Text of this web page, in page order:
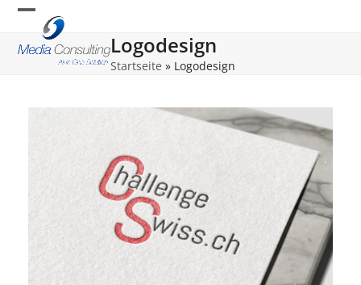
Skip
content
Open
mobile
Close
mobile
Logodesign
Startseite » Logodesign